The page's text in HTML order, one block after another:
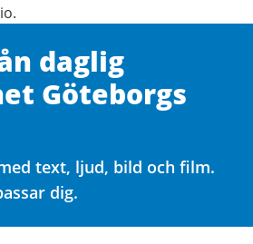
daglig
Göteborgs
text, ljud, bild och film.
dig.